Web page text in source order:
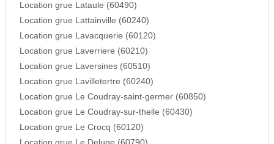
Location grue Lataule (60490)
Location grue Lattainville (60240)
Location grue Lavacquerie (60120)
Location grue Laverriere (60210)
Location grue Laversines (60510)
Location grue Lavilletertre (60240)
Location grue Le Coudray-saint-germer (60850)
Location grue Le Coudray-sur-thelle (60430)
Location grue Le Crocq (60120)